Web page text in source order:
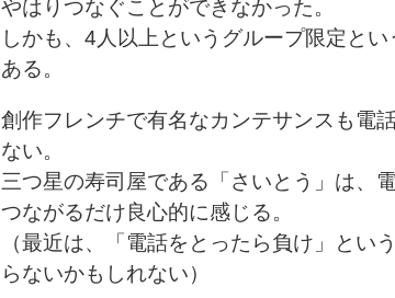
やはりつなぐことができなかった。
しかも、4人以上というグループ限定と
ある。
創作フレンチで有名なカンテサンスも電
ない。
三つ星の寿司屋である「さいとう」は、
つながるだけ良心的に感じる。
（最近は、「電話をとったら負け」と
らないかもしれない）